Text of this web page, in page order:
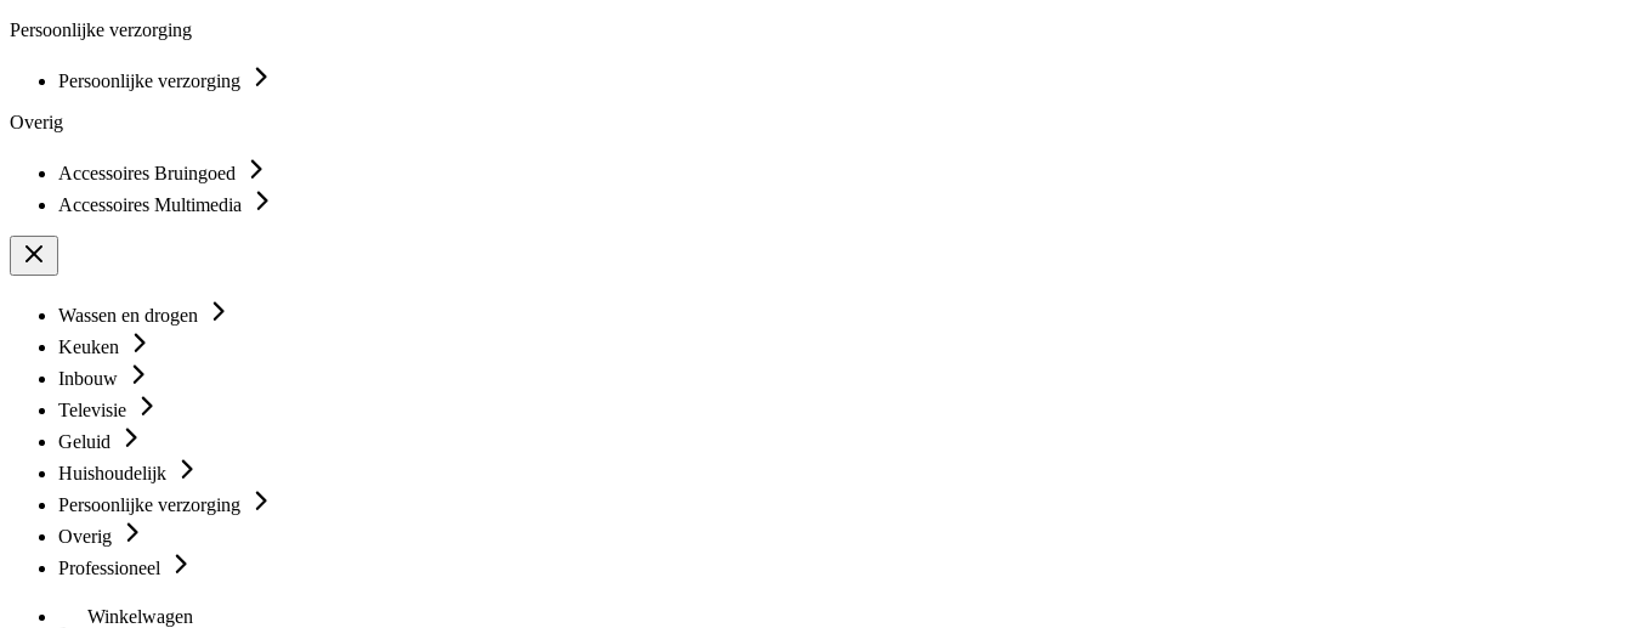
Persoonlijke verzorging
Persoonlijke verzorging
Overig
Accessoires Bruingoed
Accessoires Multimedia
Wassen en drogen
Keuken
Inbouw
Televisie
Geluid
Huishoudelijk
Persoonlijke verzorging
Overig
Professioneel
Winkelwagen